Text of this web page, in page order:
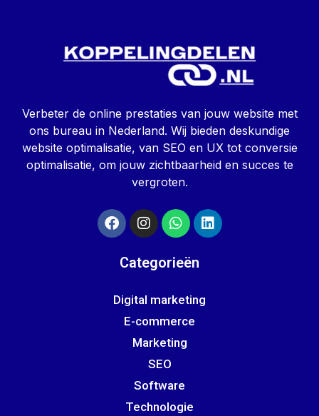
Verbeter de online prestaties van jouw website met
ons bureau in Nederland. Wij bieden deskundige
website optimalisatie, van SEO en UX tot conversie
optimalisatie, om jouw zichtbaarheid en succes te
vergroten.
Categorieën
Digital marketing
E-commerce
Marketing
SEO
Software
Technologie